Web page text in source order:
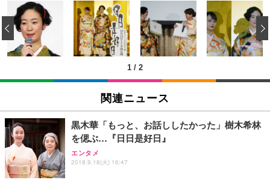
[EdoErgo] オフィスチェア 椅子 テレワーク 疲れな
い 跳ね上げ式アームレスト コンパクト 約105度ロッ
キング pc 事務椅子 360度回転 座面昇降 強化ナイロ
ン樹脂ベース 通気性メッシュ 在宅ワーク H-WY01
(黒網+黒枠+黒足)
￥5,699
SIHOO B100 オフィスチェア／デスクチェア メッシ
ュチェア 人間工学 疲れない ブラック
￥27,999
Sezlife オフィスチェア デスクチェア 疲れない テレ
ワーク チェア 強化バックレスト 30度ロッキング機
能 人間工学 椅子 腰サポート 90度跳ね上げ式アーム
EIZO ビジネス向けプレミアムモニター | FlexScan
EV3240X-WT | 31.5型4K UHD・USB Type-C・ホワ
イト
￥105,595
EIZO ビジネス向けプレミアムモニター | FlexScan
￥109,572
【純正品】27"ゲーミングモニター DualSense 充電
フック付き（CFI-ZDM1J）
Amazonベーシック ペットシーツ 薄型 レギュラー 1
回使い捨て 無香料 ホワイト 300枚
￥3,373
Amazonベーシック ペットシーツ 厚型 ワイド 42枚
x2袋(84枚) ホワイト(吸収面:ライトブルー)
￥3,234
ネオ・ルーライフ ネオ・オムツ L 中型犬用 26枚入
り 単品
1 / 2
‹
関連ニュース
黒木華「もっと、お話ししたかった」樹木希林
を偲ぶ…『日日是好日』
エンタメ
2018.9.18(火) 16:47